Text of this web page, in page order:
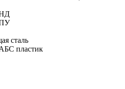
сталь
пластик